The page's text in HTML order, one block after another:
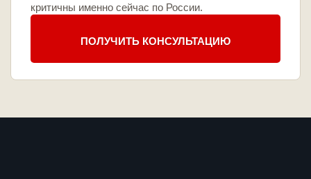
критичны именно сейчас по России.
ПОЛУЧИТЬ КОНСУЛЬТАЦИЮ